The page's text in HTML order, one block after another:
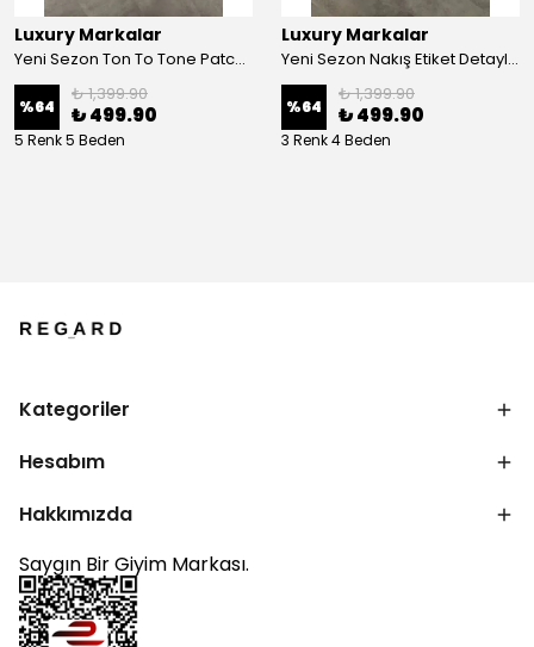
Luxury Markalar
Yeni Sezon Ton To Tone Patch Logo T-shirt
%64
₺ 1,399.90
₺ 499.90
5 Renk 5 Beden
Luxury Markalar
Yeni Sezon Nakış Etiket Detaylı T-shirt
%64
₺ 1,399.90
₺ 499.90
3 Renk 4 Beden
Kategoriler
Hesabım
Hakkımızda
Saygın Bir Giyim Markası.